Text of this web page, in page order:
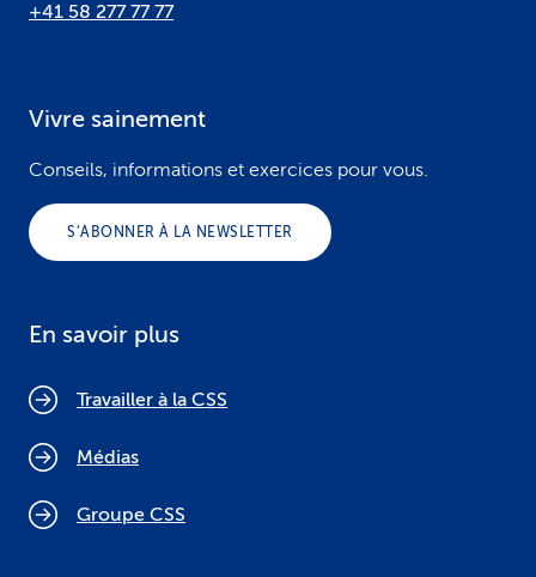
+41 58 277 77 77
Vivre sainement
Conseils, informations et exercices pour vous.
S’ABONNER À LA NEWSLETTER
En savoir plus
Travailler à la CSS
Médias
Groupe CSS